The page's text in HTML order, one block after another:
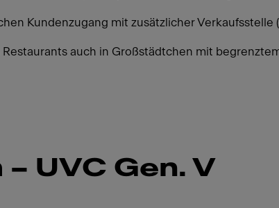
Kundenzugang mit zusätzlicher Verkaufsstelle
auch in Großstädtchen mit
UVC Gen. V